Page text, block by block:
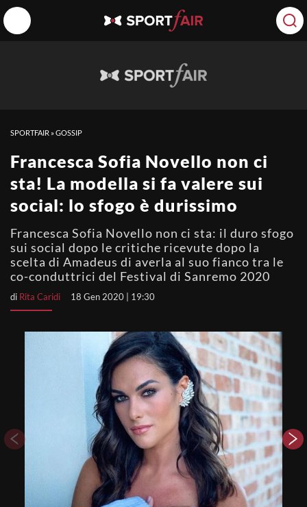
SPORTFAIR »GOSSIP
Francesca Sofia Novello non ci
sta! La modella si fa valere sui
social: lo sfogo è durissimo
Francesca Sofia Novello non ci sta: il duro sfogo
sui social dopo le critiche ricevute dopo la
scelta di Amadeus di averla al suo fianco tra le
co-conduttrici del Festival di Sanremo 2020
di Rita Caridi 18 Gen 2020 | 19:30